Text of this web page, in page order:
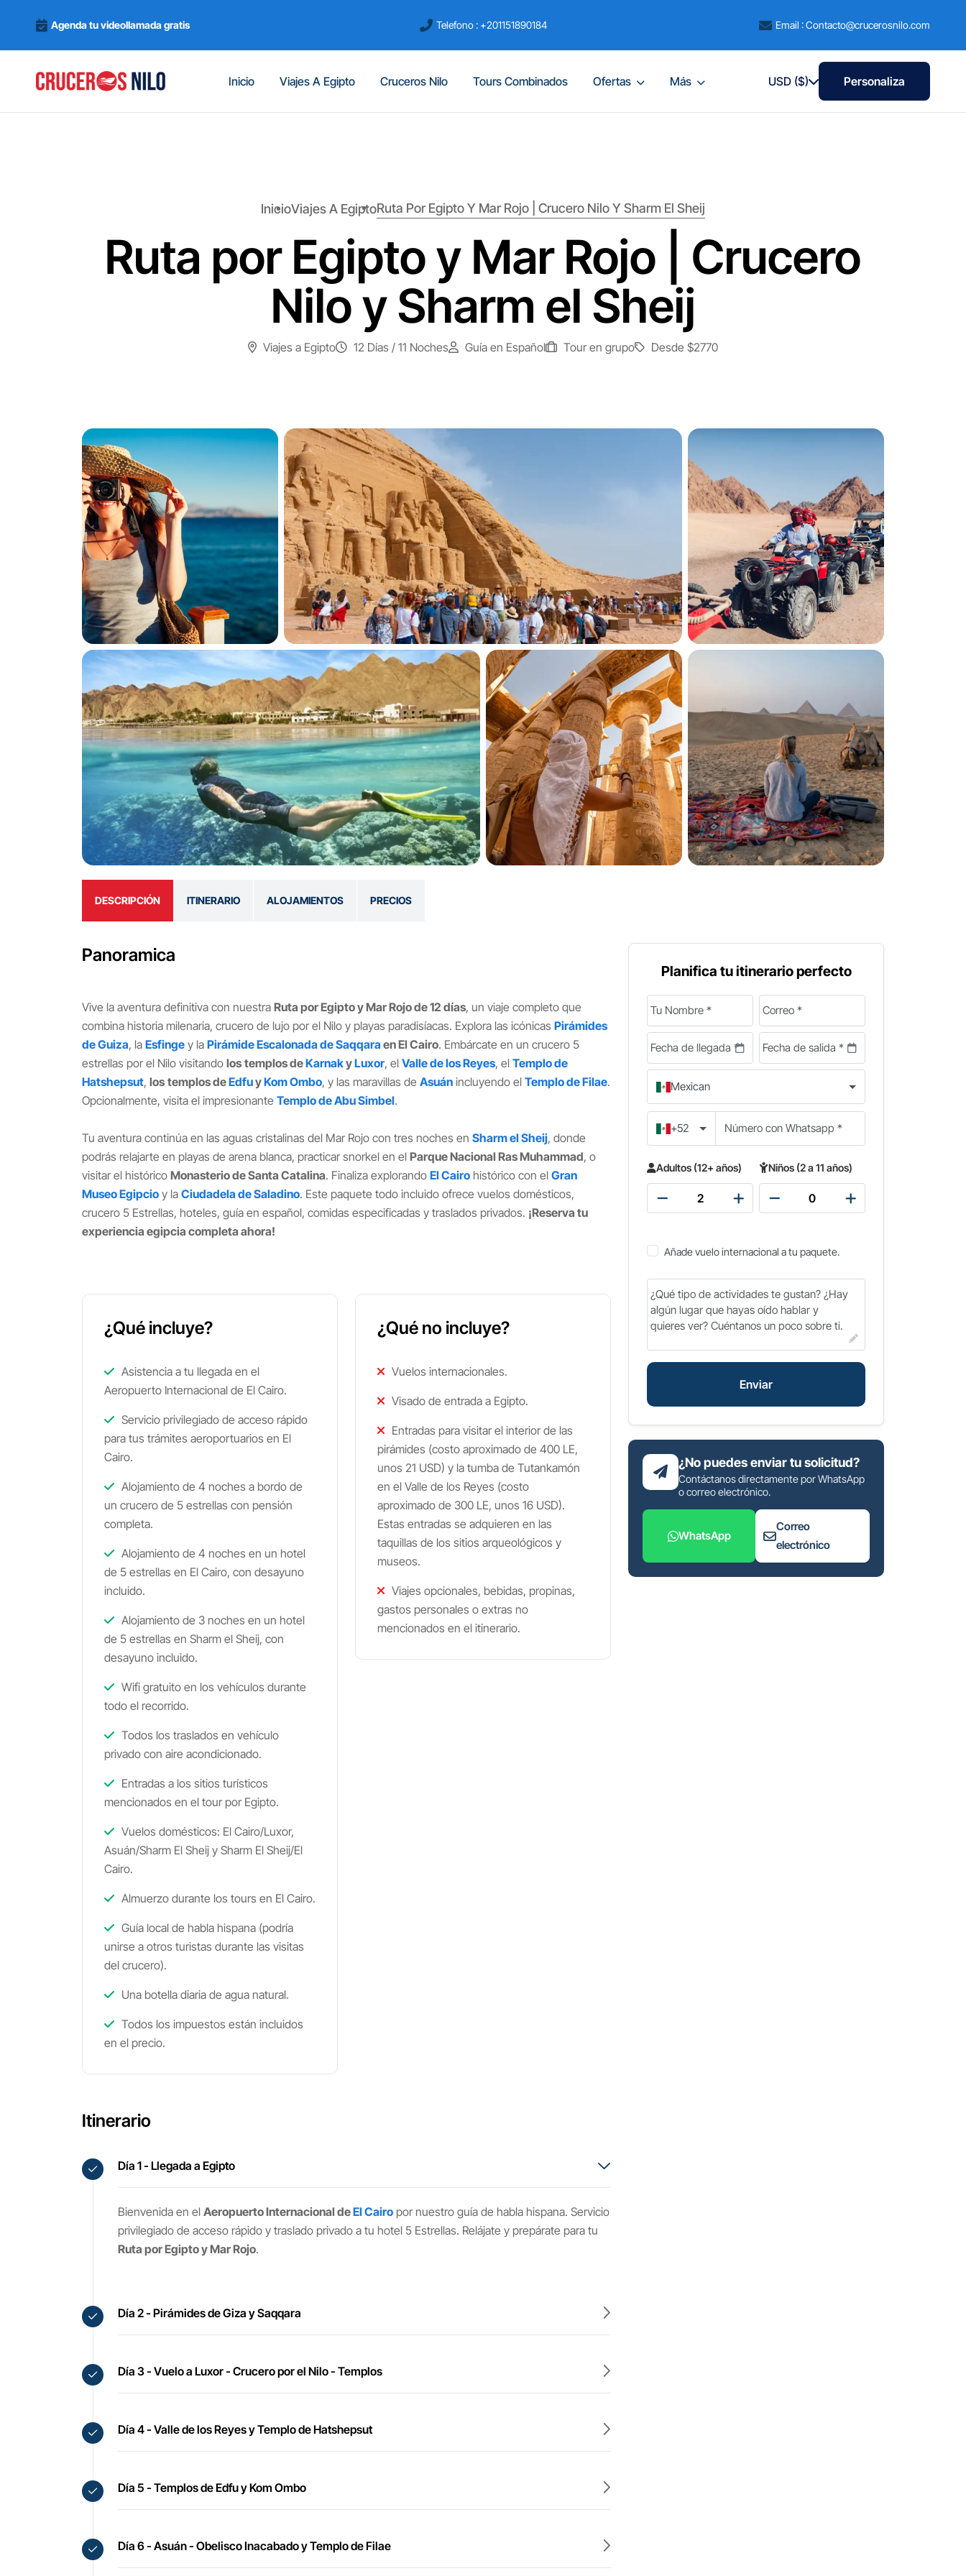
Agenda tu videollamada gratis Telefono : +201151890184 Email : Contacto@crucerosnilo.com
Inicio Viajes A Egipto Cruceros Nilo Tours Combinados Ofertas Más USD ($) Personaliza
InicioViajes A EgiptoRuta Por Egipto Y Mar Rojo | Crucero Nilo Y Sharm El Sheij
Ruta por Egipto y Mar Rojo | Crucero
Nilo y Sharm el Sheij
Viajes a Egipto 12 Días / 11 Noches Guía en Español Tour en grupo Desde $2770
DESCRIPCIÓN ITINERARIO ALOJAMIENTOS PRECIOS
Panoramica
Vive la aventura definitiva con nuestra Ruta por Egipto y Mar Rojo de 12 días, un viaje completo que
combina historia milenaria, crucero de lujo por el Nilo y playas paradisíacas. Explora las icónicas Pirámides
de Guiza, la Esfinge y la Pirámide Escalonada de Saqqaraen El Cairo. Embárcate en un crucero 5
estrellas por el Nilo visitando los templos deKarnakyLuxor, el Valle de los Reyes, el Templo de
Hatshepsut, los templos deEdfuyKom Ombo, y las maravillas de Asuán incluyendo el Templo de Filae.
Opcionalmente, visita el impresionante Templo de Abu Simbel.
Tu aventura continúa en las aguas cristalinas del Mar Rojo con tres noches en Sharm el Sheij, donde
podrás relajarte en playas de arena blanca, practicar snorkel en el Parque Nacional Ras Muhammad, o
visitar el histórico Monasterio de Santa Catalina. Finaliza explorando El Cairo histórico con el Gran
Museo Egipcio y la Ciudadela de Saladino. Este paquete todo incluido ofrece vuelos domésticos,
crucero 5 Estrellas, hoteles, guía en español, comidas especificadas y traslados privados. ¡Reserva tu
experiencia egipcia completa ahora!
¿Qué incluye?
Asistencia a tu llegada en el
Aeropuerto Internacional de El Cairo.
Servicio privilegiado de acceso rápido
para tus trámites aeroportuarios en El
Cairo.
Alojamiento de 4 noches a bordo de
un crucero de 5 estrellas con pensión
completa.
Alojamiento de 4 noches en un hotel
de 5 estrellas en El Cairo, con desayuno
incluido.
Alojamiento de 3 noches en un hotel
de 5 estrellas en Sharm el Sheij, con
desayuno incluido.
Wifi gratuito en los vehículos durante
todo el recorrido.
Todos los traslados en vehículo
privado con aire acondicionado.
Entradas a los sitios turísticos
mencionados en el tour por Egipto.
Vuelos domésticos: El Cairo/Luxor,
Asuán/Sharm El Sheij y Sharm El Sheij/El
Cairo.
Almuerzo durante los tours en El Cairo.
Guía local de habla hispana (podría
unirse a otros turistas durante las visitas
del crucero).
Una botella diaria de agua natural.
Todos los impuestos están incluidos
en el precio.
¿Qué no incluye?
Vuelos internacionales.
Visado de entrada a Egipto.
Entradas para visitar el interior de las
pirámides (costo aproximado de 400 LE,
unos 21 USD) y la tumba de Tutankamón
en el Valle de los Reyes (costo
aproximado de 300 LE, unos 16 USD).
Estas entradas se adquieren en las
taquillas de los sitios arqueológicos y
museos.
Viajes opcionales, bebidas, propinas,
gastos personales o extras no
mencionados en el itinerario.
Itinerario
Día 1 - Llegada a Egipto
Bienvenida en el Aeropuerto Internacional deEl Cairo por nuestro guía de habla hispana. Servicio
privilegiado de acceso rápido y traslado privado a tu hotel 5 Estrellas. Relájate y prepárate para tu
Ruta por Egipto y Mar Rojo.
Día 2 - Pirámides de Giza y Saqqara
Día 3 - Vuelo a Luxor - Crucero por el Nilo - Templos
Día 4 - Valle de los Reyes y Templo de Hatshepsut
Día 5 - Templos de Edfu y Kom Ombo
Día 6 - Asuán - Obelisco Inacabado y Templo de Filae
Planifica tu itinerario perfecto
Mexican
+52
Adultos (12+ años) Niños (2 a 11 años)
Añade vuelo internacional a tu paquete.
Enviar
¿No puedes enviar tu solicitud?
Contáctanos directamente por WhatsApp
o correo electrónico.
WhatsApp
Correo
electrónico